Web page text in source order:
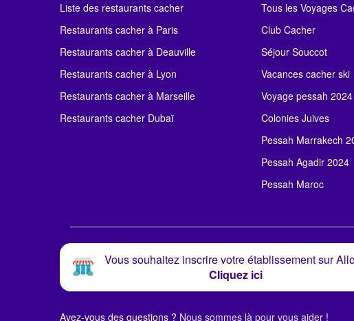
Liste des restaurants cacher
Restaurants cacher à Paris
Restaurants cacher à Deauville
Restaurants cacher à Lyon
Restaurants cacher à Marseille
Restaurants cacher Dubaï
Tous les Voyages
Club Cacher
Séjour Souccot
Vacances cacher ski
Voyage pessah 2024
Colonies Juives
Pessah Marrakech
Pessah Agadir 2024
Pessah Maroc
Vous souhaitez inscrire votre établissement sur
Cliquez ici
Avez-vous des questions ? Nous sommes là pour vous aider !